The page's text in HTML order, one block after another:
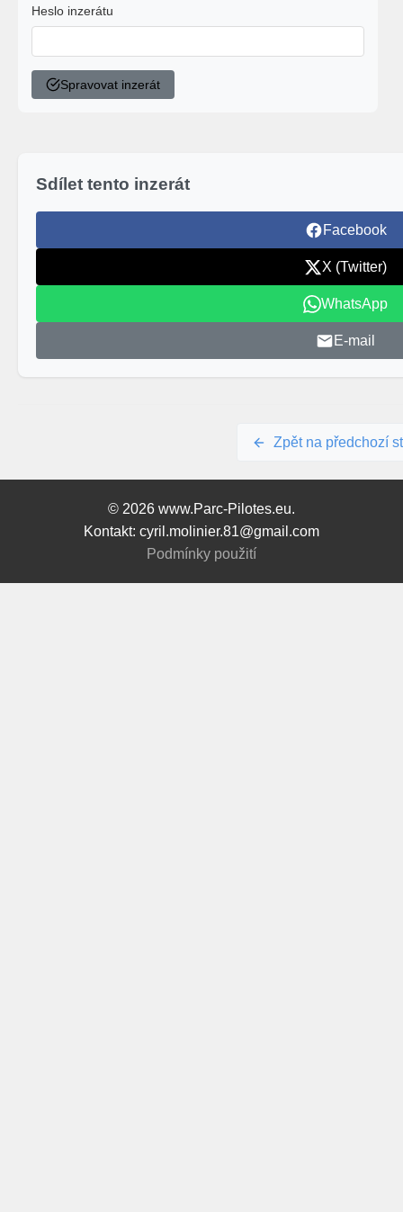
Heslo inzerátu
Spravovat inzerát
Sdílet tento inzerát
Facebook
X (Twitter)
WhatsApp
E-mail
Zpět na předchozí
© 2026 www.Parc-Pilotes.eu.
Kontakt: cyril.molinier.81@gmail.com
Podmínky použití